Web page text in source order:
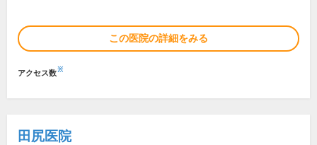
この医院の詳細をみる
アクセス数※
田尻医院